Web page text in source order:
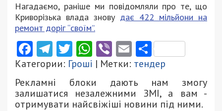
Нагадаємо, раніше ми повідомляли про те, що
Криворізька влада знову дає 422 мільйони на
ремонт доріг “своїм”.
Facebook
Telegram
Twitter
WhatsApp
ViberEmail
Категории: Гроші | Метки: тендер
Рекламні блоки дають нам змогу
залишатися незалежними ЗМІ, а вам -
отримувати найсвіжіші новини під ними.